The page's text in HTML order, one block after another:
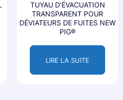
TUYAU D’ÉVACUATION
TRANSPARENT POUR
DÉVIATEURS DE FUITES NEW
PIG®
LIRE LA SUITE